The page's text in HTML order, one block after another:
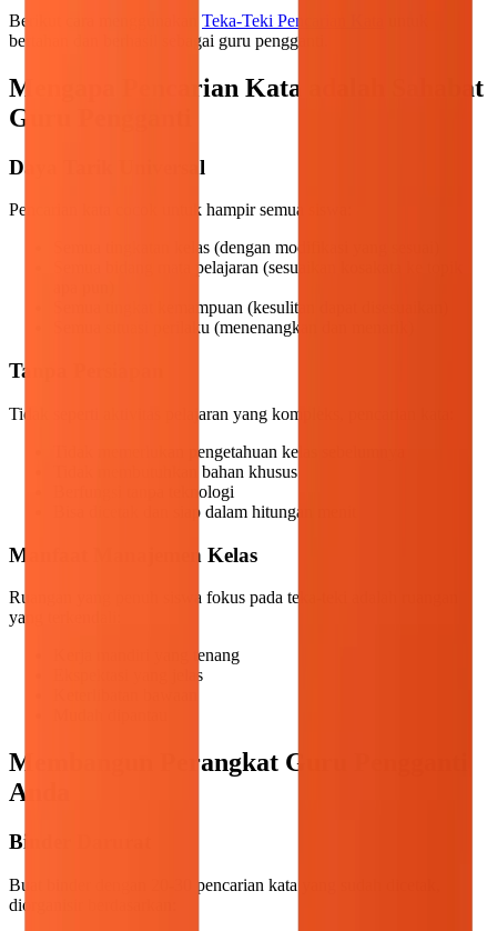
Berikut cara menggunakan Teka-Teki Pencarian Kata
bertahan dan berhasil sebagai guru pengganti.
Mengapa Pencarian Kata adalah Sahabat
Guru Pengganti
Daya Tarik Universal
Pencarian kata cocok untuk hampir semua siswa:
Semua tingkatan kelas (dengan modifikasi yang sesuai)
Semua bidang mata pelajaran (sesuaikan kosakata ke topik
Semua tingkat kemampuan (kesulitan dapat disesuaikan)
Semua situasi perilaku (menenangkan dan menarik)
Tanpa Persiapan
Tidak seperti aktivitas pelajaran yang kompleks, pencarian kata:
Tidak memerlukan pengetahuan kelas sebelumnya
Tidak membutuhkan bahan khusus
Berfungsi tanpa teknologi
Bisa dicetak dan siap dalam hitungan menit
Manfaat Manajemen Kelas
Ruangan yang penuh siswa fokus pada teka-teki adalah ruangan
yang terkendali:
Kerja mandiri yang tenang
Ekspektasi yang jelas
Membangun Perangkat Guru Pengganti
Anda
Binder Darurat
Buat binder dengan 20-30 pencarian kata yang sudah dicetak,
diorganisir berdasarkan: